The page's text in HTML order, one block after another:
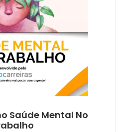
Saúde Mental No